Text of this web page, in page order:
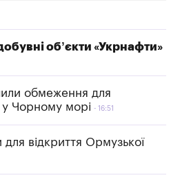
об’єкти «Укрнафти»
обмеження для
у Чорному морі
16:51
для відкриття Ормузької